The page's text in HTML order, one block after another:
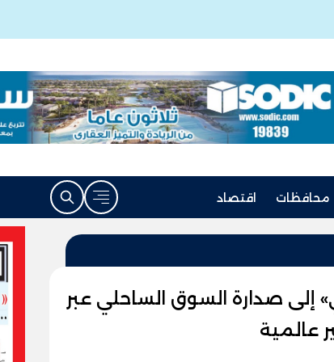
محافظات اقتصاد
صدارة السوق الساحلي عبر
عالمية